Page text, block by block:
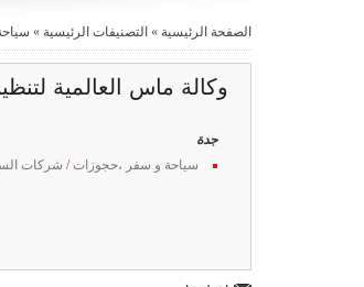
الصفحة الرئيسية » التصنيفات الرئيسية »
وكالة ماس العالمية
جدة
سياحة و سفر ،حجوزات/ شركات